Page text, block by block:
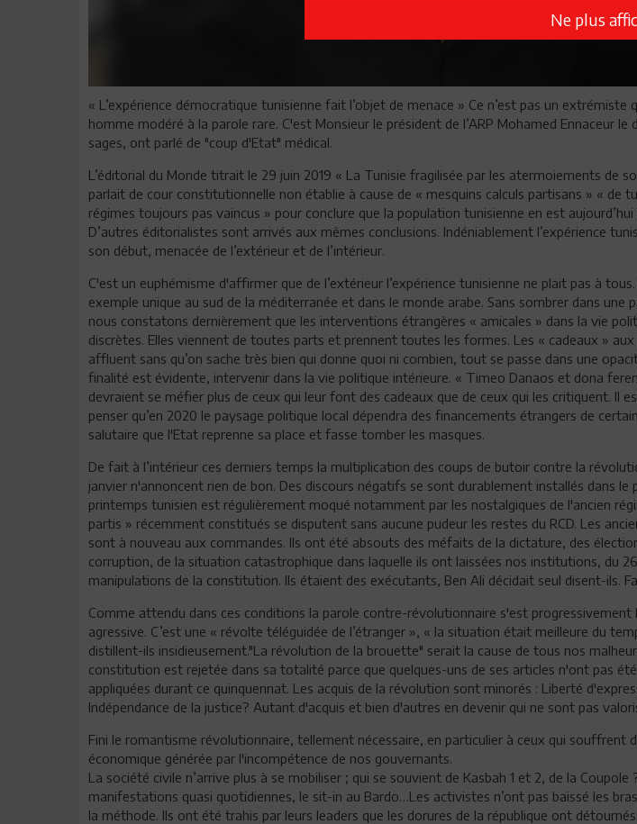
« L’expérience démocratique tunisienne fait l’objet de menace » Ce n’est pas un extrémiste
homme modéré à la parole rare. C'est Monsieur le président de l’ARP Mohamed Ennaceur le
sages, ont parlé de "coup d'Etat" médical.
L’éditorial du Monde titrait le 29 juin 2019 « La Tunisie fragilisée par les atermoiements de
parlait de cour constitutionnelle non établie à cause de « mesquins calculs partisans » « de
régimes toujours pas vaincus » pour conclure que la population tunisienne en est
D’autres éditorialistes sont arrivés aux mêmes conclusions. Indéniablement l’expérience
son début, menacée de l’extérieur et de l’intérieur.
C'est un euphémisme d'affirmer que de l’extérieur l’expérience tunisienne ne plait pas à tous.
exemple unique au sud de la méditerranée et dans le monde arabe. Sans sombrer dans une
nous constatons dernièrement que les interventions étrangères « amicales » dans la vie
discrètes. Elles viennent de toutes parts et prennent toutes les formes. Les « cadeaux »
affluent sans qu’on sache très bien qui donne quoi ni combien, tout se passe dans une
finalité est évidente, intervenir dans la vie politique intérieure. « Timeo Danaos et dona
devraient se méfier plus de ceux qui leur font des cadeaux que de ceux qui les critiquent. Il
penser qu’en 2020 le paysage politique local dépendra des financements étrangers de
salutaire que l'Etat reprenne sa place et fasse tomber les masques.
De fait à l’intérieur ces derniers temps la multiplication des coups de butoir contre la
janvier n'annoncent rien de bon. Des discours négatifs se sont durablement installés dans le
printemps tunisien est régulièrement moqué notamment par les nostalgiques de l'ancien
partis » récemment constitués se disputent sans aucune pudeur les restes du RCD. Les
sont à nouveau aux commandes. Ils ont été absouts des méfaits de la dictature, des
corruption, de la situation catastrophique dans laquelle ils ont laissées nos institutions, du
manipulations de la constitution. Ils étaient des exécutants, Ben Ali décidait seul disent-ils.
Comme attendu dans ces conditions la parole contre-révolutionnaire s'est progressivement
agressive. C’est une « révolte téléguidée de l’étranger », « la situation était meilleure du
distillent-ils insidieusement."La révolution de la brouette" serait la cause de tous nos
constitution est rejetée dans sa totalité parce que quelques-uns de ses articles n'ont pas
appliquées durant ce quinquennat. Les acquis de la révolution sont minorés : Liberté
Indépendance de la justice? Autant d'acquis et bien d'autres en devenir qui ne sont pas
Fini le romantisme révolutionnaire, tellement nécessaire, en particulier à ceux qui souffrent
économique générée par l'incompétence de nos gouvernants.
La société civile n’arrive plus à se mobiliser ; qui se souvient de Kasbah 1 et 2, de la Coupole
manifestations quasi quotidiennes, le sit-in au Bardo…Les activistes n’ont pas baissé les
la méthode. Ils ont été trahis par leurs leaders que les dorures de la république ont
Ne plus